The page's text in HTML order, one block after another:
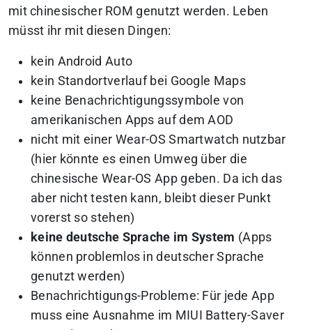
mit chinesischer ROM genutzt werden. Leben
müsst ihr mit diesen Dingen:
kein Android Auto
kein Standortverlauf bei Google Maps
keine Benachrichtigungssymbole von
amerikanischen Apps auf dem AOD
nicht mit einer Wear-OS Smartwatch nutzbar
(hier könnte es einen Umweg über die
chinesische Wear-OS App geben. Da ich das
aber nicht testen kann, bleibt dieser Punkt
vorerst so stehen)
keine deutsche Sprache im System (Apps
können problemlos in deutscher Sprache
genutzt werden)
Benachrichtigungs-Probleme: Für jede App
muss eine Ausnahme im MIUI Battery-Saver